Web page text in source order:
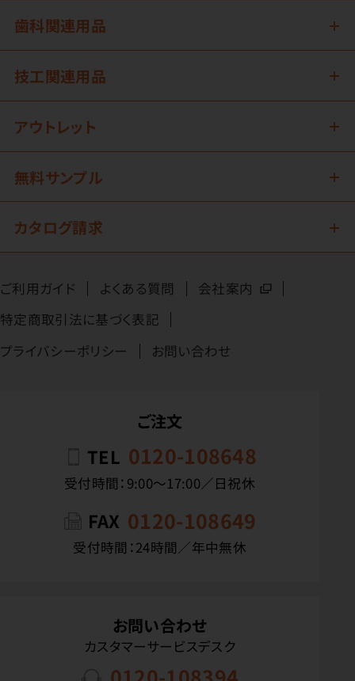
歯科関連用品
技工関連用品
アウトレット
無料サンプル
カタログ請求
ご利用ガイド よくある質問
会社案内
特定商取引法に基づく表記
プライバシーポリシー
お問い合わせ
ご注文
TEL 0120-108648
受付時間：9:00〜17:00／日祝休
FAX 0120-108649
受付時間：24時間／年中無休
お問い合わせ
カスタマーサービスデスク